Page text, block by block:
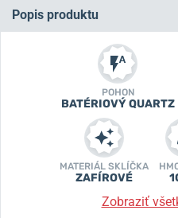
Popis produktu
POHON
BATÉRIOVÝ QUARTZ
MATERIÁL SKLÍČKA
ZAFÍROVÉ
Zobraziť